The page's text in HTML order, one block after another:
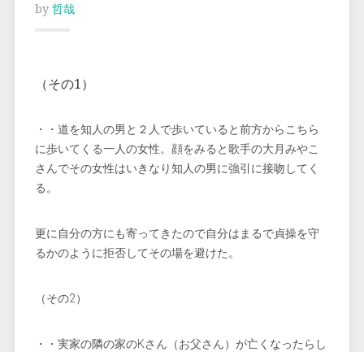
by 哲哉
（その1）
・・道を知人の男と２人で歩いていると前方からこちら
に歩いてくる一人の女性。顔をみると歌手の大月みやこ
さんでその女性はいきなり知人の男に強引に接吻してく
る。
更に自分の方にも寄ってきたので自分はまるで貞操を守
るかのように拒否してその場を避けた。
（その2）
・・実家の隣の家のKさん（お父さん）が亡くなったらし